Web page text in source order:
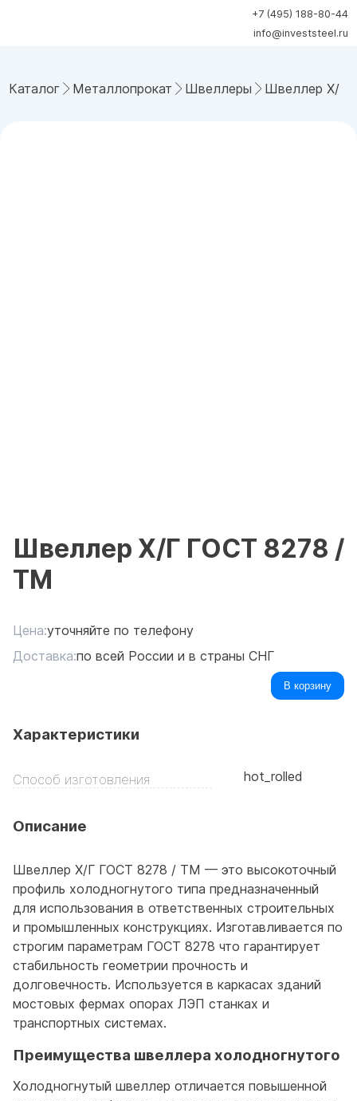
+7 (495) 188-80-44
info@investsteel.ru
Каталог Металлопрокат Швеллеры Швеллер Х/Г
Швеллер Х/Г ГОСТ 8278 /
ТМ
Цена:уточняйте по телефону
Доставка:по всей России и в страны СНГ
В корзину
Характеристики
Способ изготовления hot_rolled
Описание
Швеллер Х/Г ГОСТ 8278 / ТМ — это высокоточный
профиль холодногнутого типа предназначенный
для использования в ответственных строительных
и промышленных конструкциях. Изготавливается по
строгим параметрам ГОСТ 8278 что гарантирует
стабильность геометрии прочность и
долговечность. Используется в каркасах зданий
мостовых фермах опорах ЛЭП станках и
транспортных системах.
Преимущества швеллера холодногнутого
Холодногнутый швеллер отличается повышенной